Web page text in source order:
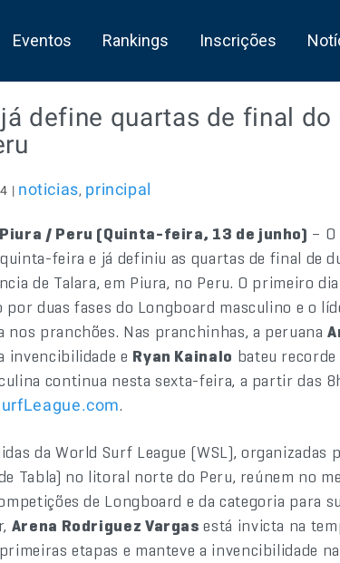
Eventos Rankings Inscrições
define quartas de final do
| noticias, principal
Piura / Peru (Quinta-feira, 13 de junho) – O
feira e já definiu as quartas de final de
de Talara, em Piura, no Peru. O primeiro
por duas fases do Longboard masculino e o
nos pranchões. Nas pranchinhas, a peruana
invencibilidade e Ryan Kainalo bateu
continua nesta sexta-feira, a partir das
.
da World Surf League (WSL), organizadas
Tabla) no litoral norte do Peru, reúnem no
de Longboard e da categoria para
Arena Rodriguez Vargas está invicta na
etapas e manteve a invencibilidade